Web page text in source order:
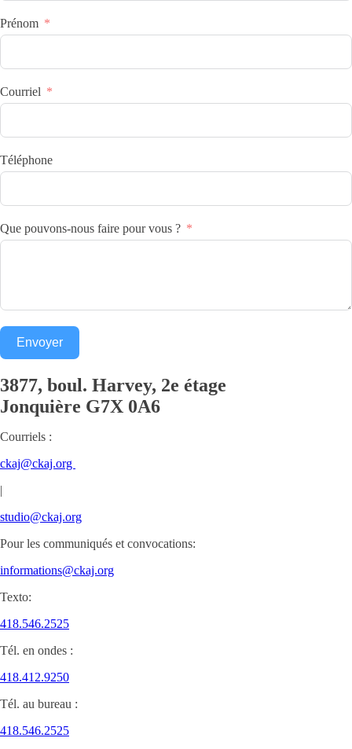
Prénom
Courriel
Téléphone
Que pouvons-nous faire pour vous ?
Envoyer
3877, boul. Harvey, 2e étage
Jonquière G7X 0A6
Courriels :
ckaj@ckaj.org
|
studio@ckaj.org
Pour les communiqués et convocations:
informations@ckaj.org
Texto:
418.546.2525
Tél. en ondes :
418.412.9250
Tél. au bureau :
418.546.2525